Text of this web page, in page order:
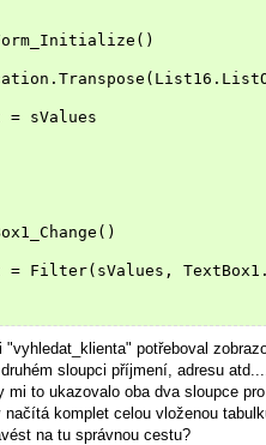
sValues
= Filter(sValues,
"vyhledat_klienta" potřeboval
sloupci příjmení, adresu
mi to ukazovalo oba dva sloupce
komplet celou vloženou
na tu správnou cestu?